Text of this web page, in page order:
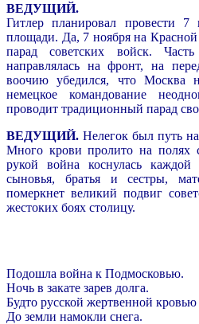
ВЕДУЩИЙ.
Гитлер планировал провести
площади. Да, 7 ноября на Красной
парад советских войск.
направлялась на фронт, на
воочию убедился, что Москва
немецкое командование
проводит традиционный парад
ВЕДУЩИЙ. Нелегок был путь
Много крови пролито на полях
рукой война коснулась
сыновья, братья и сестры,
померкнет великий подвиг
жестоких боях столицу.
Подошла война к Подмосковью.
Ночь в закате зарев долга.
Будто русской жертвенной кровью
До земли намокли снега.